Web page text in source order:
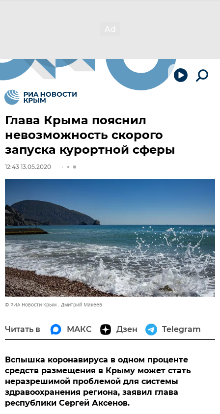
Глава Крыма пояснил
невозможность скорого
запуска курортной сферы
12:43 13.05.2020
© РИА Новости Крым . Дмитрий Макеев
Читать в МАКС Дзен Telegram
Вспышка коронавируса в одном проценте
средств размещения в Крыму может стать
неразрешимой проблемой для системы
здравоохранения региона, заявил глава
республики Сергей Аксенов.